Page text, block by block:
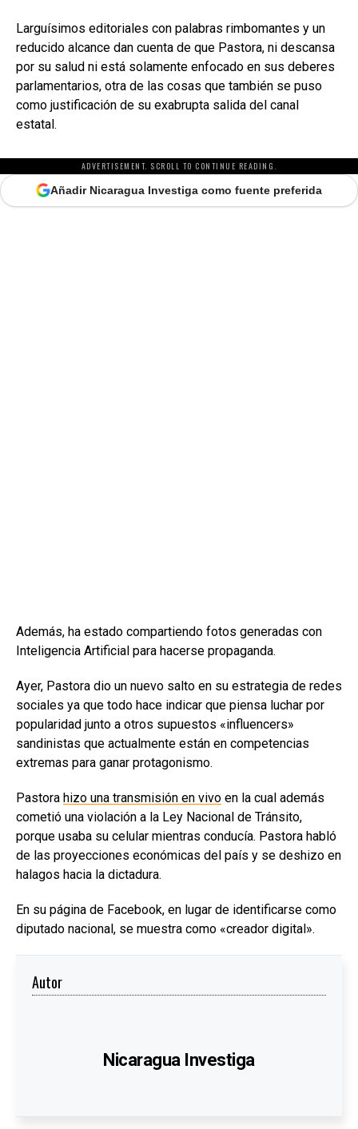
Larguísimos editoriales con palabras rimbomantes y un
reducido alcance dan cuenta de que Pastora, ni descansa
por su salud ni está solamente enfocado en sus deberes
parlamentarios, otra de las cosas que también se puso
como justificación de su exabrupta salida del canal
estatal.
ADVERTISEMENT. SCROLL TO CONTINUE READING.
Añadir Nicaragua Investiga como fuente preferida
Además, ha estado compartiendo fotos generadas con
Inteligencia Artificial para hacerse propaganda.
Ayer, Pastora dio un nuevo salto en su estrategia de redes
sociales ya que todo hace indicar que piensa luchar por
popularidad junto a otros supuestos «influencers»
sandinistas que actualmente están en competencias
extremas para ganar protagonismo.
Pastora hizo una transmisión en vivo en la cual además
cometió una violación a la Ley Nacional de Tránsito,
porque usaba su celular mientras conducía. Pastora habló
de las proyecciones económicas del país y se deshizo en
halagos hacia la dictadura.
En su página de Facebook, en lugar de identificarse como
diputado nacional, se muestra como «creador digital».
Autor
Nicaragua Investiga